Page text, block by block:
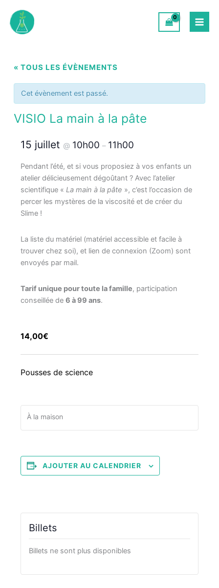
contenu
« TOUS LES ÉVÈNEMENTS
Cet évènement est passé.
VISIO La main à la pâte
15 juillet @ 10h00– 11h00
Pendant l’été, et si vous proposiez à vos enfants un
atelier délicieusement dégoûtant ? Avec l’atelier
scientifique «La main à la pâte », c’est l’occasion de
percer les mystères de la viscosité et de créer du
Slime !
La liste du matériel (matériel accessible et facile à
trouver chez soi), et lien de connexion (Zoom) sont
envoyés par mail.
Tarif unique pour toute la famille, participation
conseillée de6 à 99 ans.
14,00€
Pousses de science
À la maison
AJOUTER AU CALENDRIER
Billets
Billets ne sont plus disponibles